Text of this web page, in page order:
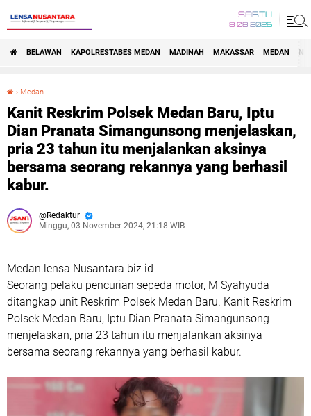
SABTU
8 08 2026
BELAWAN KAPOLRESTABES MEDAN MADINAH MAKASSAR MEDAN
› Medan
Kanit Reskrim Polsek Medan Baru, Iptu
Dian Pranata Simangunsong menjelaskan,
pria 23 tahun itu menjalankan aksinya
bersama seorang rekannya yang berhasil
kabur.
Redaktur
Minggu, 03 November 2024, 21:18 WIB
Medan.lensa Nusantara biz id
Seorang pelaku pencurian sepeda motor, M Syahyuda
ditangkap unit Reskrim Polsek Medan Baru. Kanit Reskrim
Polsek Medan Baru, Iptu Dian Pranata Simangunsong
menjelaskan, pria 23 tahun itu menjalankan aksinya
bersama seorang rekannya yang berhasil kabur.